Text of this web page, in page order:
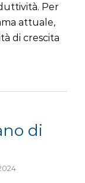
Per
attuale,
di crescita
di